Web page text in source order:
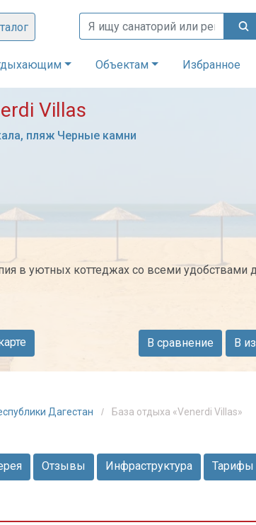
Объектам Избранное
Villas
пляж Черные камни
в уютных коттеджах со всеми удобствами
В
В сравнение
Дагестан База отдыха «Venerdi Villas»
Отзывы Инфраструктура Тарифы